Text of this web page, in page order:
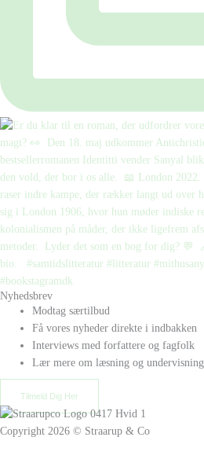
Nyhedsbrev
Modtag særtilbud
Få vores nyheder direkte i indbakken
Interviews med forfattere og fagfolk
Lær mere om læsning og undervisning
Tilmeld Dig Her
Copyright 2026 © Straarup & Co